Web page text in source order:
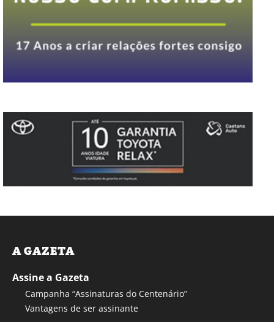
A GAZETA
Assine a Gazeta
Campanha “Assinaturas do Centenário”
Vantagens de ser assinante